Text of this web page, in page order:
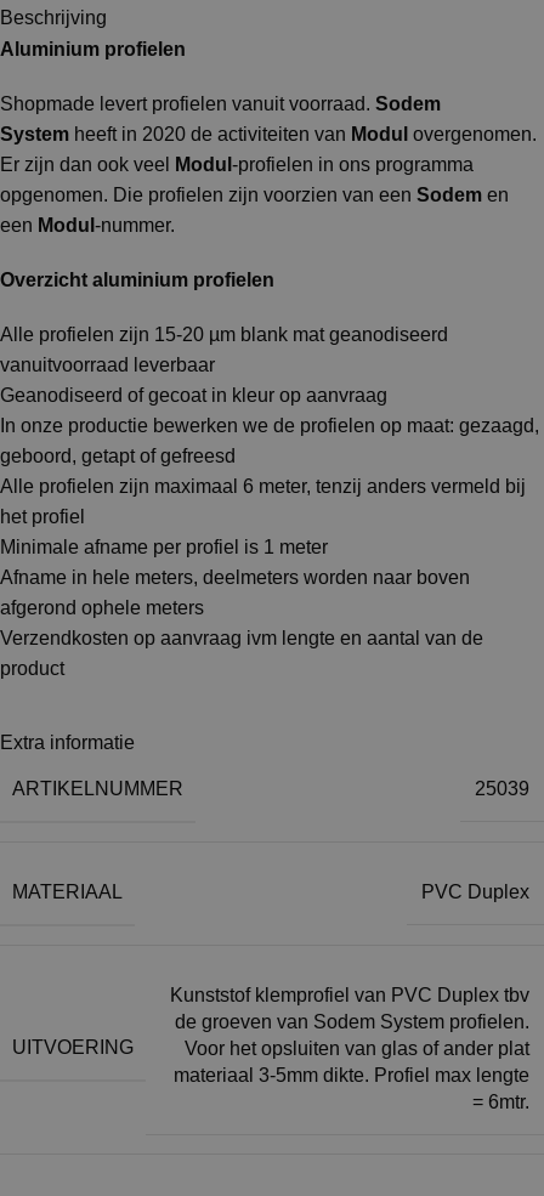
Beschrijving
Aluminium profielen
Shopmade levert profielen vanuit voorraad. Sodem
System heeft in 2020 de activiteiten van Modul overgenomen.
Er zijn dan ook veel
Modul -profielen in ons programma
opgenomen. Die profielen zijn voorzien van een Sodem en
een Modul -nummer.
Overzicht aluminium profielen
Alle profielen zijn 15-20 µm blank mat geanodiseerd
vanuitvoorraad leverbaar
Geanodiseerd of gecoat in kleur op aanvraag
In onze productie bewerken we de profielen op maat: gezaagd,
geboord, getapt of gefreesd
Alle profielen zijn maximaal 6 meter, tenzij anders vermeld bij
het profiel
Minimale afname per profiel is 1 meter
Afname in hele meters, deelmeters worden naar boven
afgerond ophele meters
Verzendkosten op aanvraag ivm lengte en aantal van de
product
Extra informatie
ARTIKELNUMMER 25039
MATERIAAL PVC Duplex
UITVOERING
Kunststof klemprofiel van PVC Duplex tbv
de groeven van Sodem System profielen.
Voor het opsluiten van glas of ander plat
materiaal 3-5mm dikte. Profiel max lengte
= 6mtr.